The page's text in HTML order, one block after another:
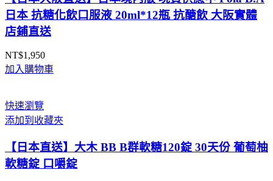
日本 抗糖化飲口服液 20ml*12瓶 抗醣飲 大阪實體
店鋪直送
NT$1,950
加入購物車
快速瀏覽
添加到收藏夾
【日本直送】大木 BB B群軟糖120錠 30天份 葡萄柚
軟糖錠 口嚼錠